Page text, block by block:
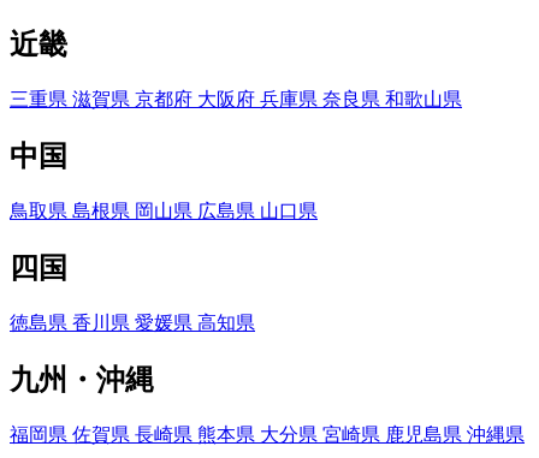
近畿
三重県 滋賀県 京都府 大阪府 兵庫県 奈良県 和歌山県
中国
鳥取県 島根県 岡山県 広島県 山口県
四国
徳島県 香川県 愛媛県 高知県
九州・沖縄
福岡県 佐賀県 長崎県 熊本県 大分県 宮崎県 鹿児島県 沖縄県